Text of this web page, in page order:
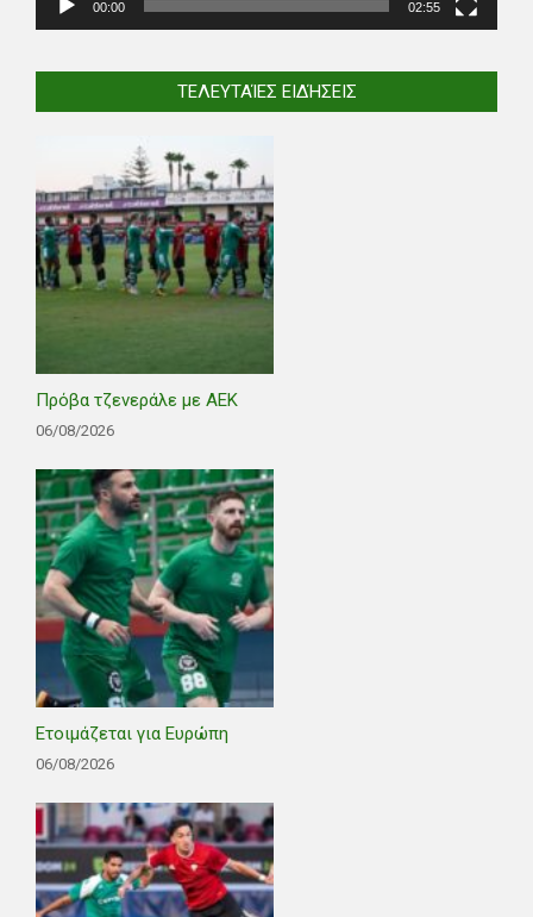
00:00 02:55
ΤΕΛΕΥΤΑΊΕΣ ΕΙΔΉΣΕΙΣ
Πρόβα τζενεράλε με ΑΕΚ
06/08/2026
Ετοιμάζεται για Ευρώπη
06/08/2026